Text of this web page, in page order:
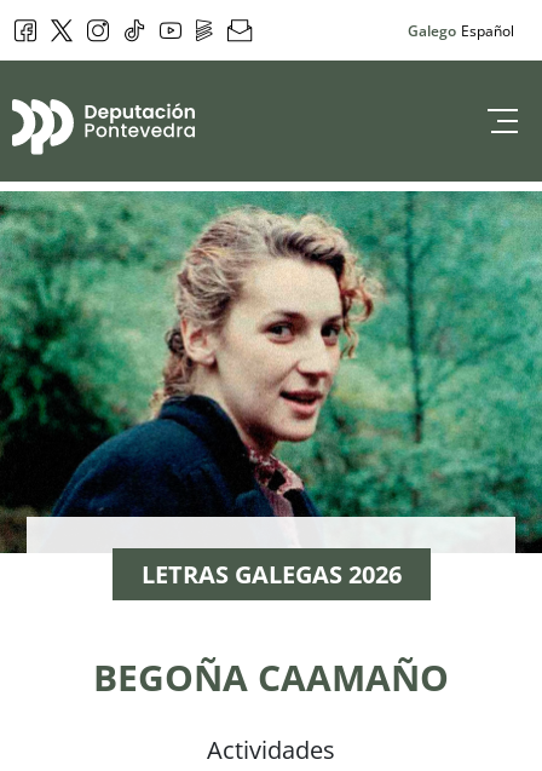
Facebook
Twitter
Instagram
Tik TokYouTube
DepoPlayNewsletter Galego Español
Deputación de
LETRAS GALEGAS 2026
BEGOÑA CAAMAÑO
Actividades